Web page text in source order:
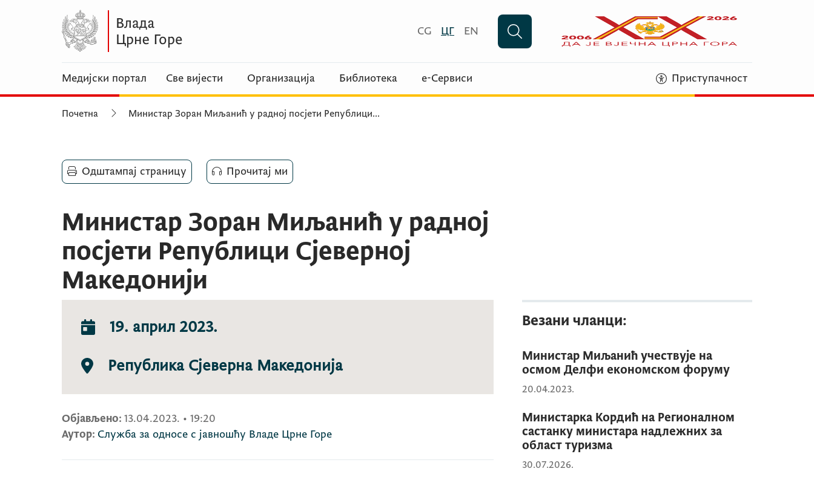
CG ЦГ EN
Медијски портал Све вијести Организација Библиотека е-Сервиси Приступачност
Почетна Министар Зоран Миљанић у радној посјети Републици...
Одштампај страницу Прочитај ми
Министар Зоран Миљанић у радној
посјети Републици Сјеверној
Македонији
19. април 2023.
Република Сјеверна Македонија
Објављено: 13.04.2023. • 19:20
Аутор: Служба за односе с јавношћу Владе Црне Горе
Везани чланци:
Министар Миљанић учествује на
осмом Делфи економском форуму
20.04.2023.
Министарка Кордић на Регионалном
састанку министара надлежних за
област туризма
30.07.2026.